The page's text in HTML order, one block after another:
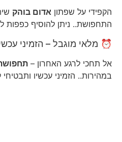
הקפידי על שפתון אדום בוהק
התחפושת.. ניתן להוסיף כפפות
⏰ מלאי מוגבל – הזמיני
אל תחכי לרגע האחרון –
במהירות.. הזמיני עכשיו